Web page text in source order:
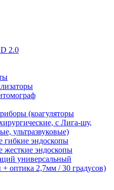
2.0
(коагуляторы
с Лига-шу,
ультразвуковые)
гибкие эндоскопы
жесткие эндоскопы
универсальный
оптика 2,7мм / 30 градусов)